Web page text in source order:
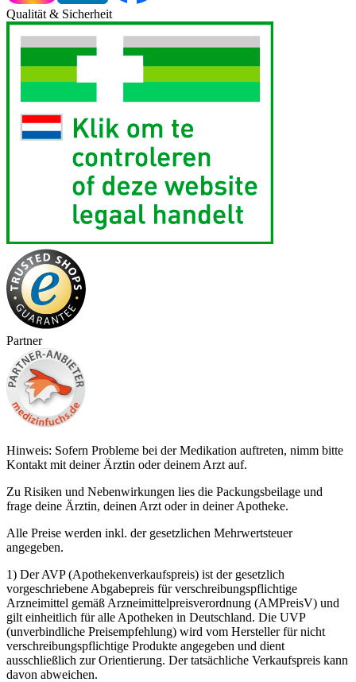
Qualität & Sicherheit
Partner
Hinweis: Sofern Probleme bei der Medikation auftreten, nimm bitte
Kontakt mit deiner Ärztin oder deinem Arzt auf.
Zu Risiken und Nebenwirkungen lies die Packungsbeilage und
frage deine Ärztin, deinen Arzt oder in deiner Apotheke.
Alle Preise werden inkl. der gesetzlichen Mehrwertsteuer
angegeben.
1) Der AVP (Apothekenverkaufspreis) ist der gesetzlich
vorgeschriebene Abgabepreis für verschreibungspflichtige
Arzneimittel gemäß Arzneimittelpreisverordnung (AMPreisV) und
gilt einheitlich für alle Apotheken in Deutschland. Die UVP
(unverbindliche Preisempfehlung) wird vom Hersteller für nicht
verschreibungspflichtige Produkte angegeben und dient
ausschließlich zur Orientierung. Der tatsächliche Verkaufspreis kann
davon abweichen.